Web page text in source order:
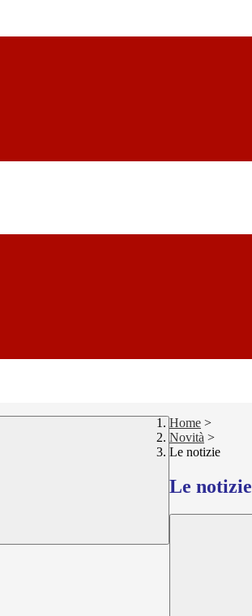
Home >
Novità >
Le notizie
Le notizie